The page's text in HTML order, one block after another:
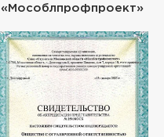
«Мособлпрофпроект»